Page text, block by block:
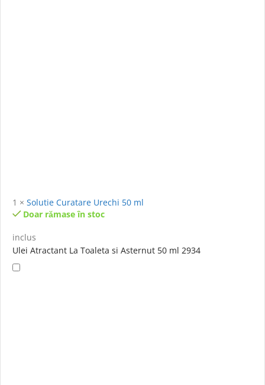
1 × Solutie Curatare Urechi 50 ml
Doar rămase în stoc
inclus
Ulei Atractant La Toaleta si Asternut 50 ml 2934